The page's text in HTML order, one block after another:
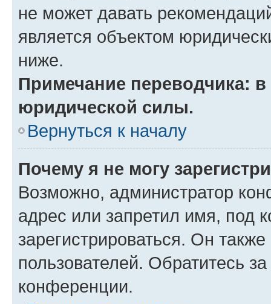
не может давать
является объектом
ниже.
Примечание переводчика:
юридической силы.
Вернуться к началу
Почему я не могу
Возможно, администратор
адрес или запретил имя, под
зарегистрироваться. Он
пользователей. Обратитесь
конференции.